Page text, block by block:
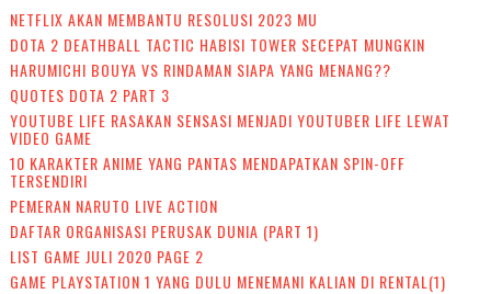
NETFLIX AKAN MEMBANTU RESOLUSI 2023 MU
DOTA 2 DEATHBALL TACTIC HABISI TOWER SECEPAT MUNGKIN
HARUMICHI BOUYA VS RINDAMAN SIAPA YANG MENANG??
QUOTES DOTA 2 PART 3
YOUTUBE LIFE RASAKAN SENSASI MENJADI YOUTUBER LIFE LEWAT
VIDEO GAME
10 KARAKTER ANIME YANG PANTAS MENDAPATKAN SPIN-OFF
TERSENDIRI
PEMERAN NARUTO LIVE ACTION
DAFTAR ORGANISASI PERUSAK DUNIA (PART 1)
LIST GAME JULI 2020 PAGE 2
GAME PLAYSTATION 1 YANG DULU MENEMANI KALIAN DI RENTAL(1)